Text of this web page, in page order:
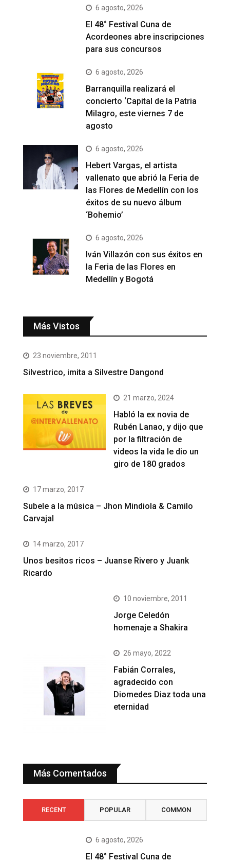
6 agosto, 2026
El 48° Festival Cuna de
Acordeones abre inscripciones
para sus concursos
6 agosto, 2026
Barranquilla realizará el
concierto ‘Capital de la Patria
Milagro, este viernes 7 de
agosto
6 agosto, 2026
Hebert Vargas, el artista
vallenato que abrió la Feria de
las Flores de Medellín con los
éxitos de su nuevo álbum
‘Bohemio’
6 agosto, 2026
Iván Villazón con sus éxitos en
la Feria de las Flores en
Medellín y Bogotá
Más Vistos
23 noviembre, 2011
Silvestrico, imita a Silvestre Dangond
21 marzo, 2024
Habló la ex novia de
Rubén Lanao, y dijo que
por la filtración de
videos la vida le dio un
giro de 180 grados
17 marzo, 2017
Subele a la música – Jhon Mindiola & Camilo
Carvajal
14 marzo, 2017
Unos besitos ricos – Juanse Rivero y Juank
Ricardo
10 noviembre, 2011
Jorge Celedón
homenaje a Shakira
26 mayo, 2022
Fabián Corrales,
agradecido con
Diomedes Diaz toda una
eternidad
Más Comentados
RECENT POPULAR COMMON
6 agosto, 2026
El 48° Festival Cuna de